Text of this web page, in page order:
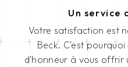
Un service
Votre satisfaction est
Beck. C'est
d'honneur à vous offrir